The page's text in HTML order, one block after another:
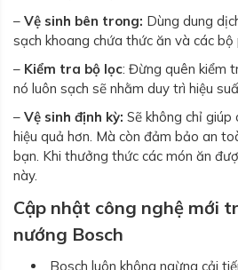
– Vệ sinh bên trong: Dùng dung
sạch khoang chứa thức ăn và các
– Kiểm tra bộ lọc: Đừng quên kiểm
nó luôn sạch sẽ nhằm duy trì hiệu
– Vệ sinh định kỳ: Sẽ không chỉ
hiệu quả hơn. Mà còn đảm bảo an
bạn. Khi thưởng thức các món ăn
này.
Cập nhật công nghệ mới
nướng Bosch
Bosch luôn không ngừng cải